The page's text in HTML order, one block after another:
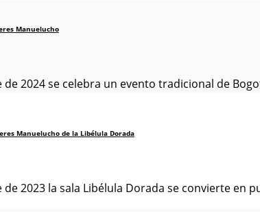
Manuelucho
de 2024 se celebra un evento tradicional de
Manuelucho de la Libélula Dorada
de 2023 la sala Libélula Dorada se convierte en